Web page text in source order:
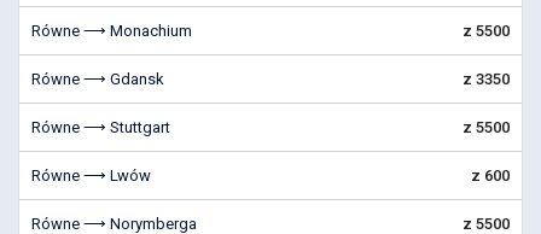
Równe ⟶ Monachium z 5500
Równe ⟶ Gdansk z 3350
Równe ⟶ Stuttgart z 5500
Równe ⟶ Lwów z 600
Równe ⟶ Norymberga z 5500